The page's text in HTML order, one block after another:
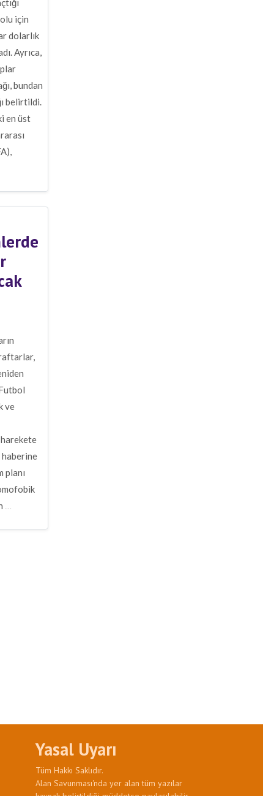
için
dolarlık
Ayrıca,
bundan
belirtildi.
en üst
ve
harekete
haberine
planı
…
Yasal Uyarı
Tüm Hakkı Saklıdır.
Alan Savunması'nda yer alan tüm yazılar